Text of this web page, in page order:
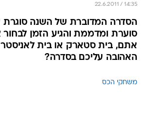
22.6.2011 / 14:35
הסדרה המדוברת של השנה סוגרת
סוערת ומדממת והגיע הזמן
אתם, בית סטארק או בית
האהובה עליכם בסדרה?
משחקי הכס